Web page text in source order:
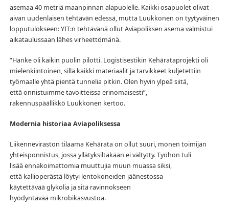
asemaa 40 metriä maanpinnan alapuolelle. Kaikki osapuolet olivat
aivan uudenlaisen tehtävän edessä, mutta Luukkonen on tyytyväinen
lopputulokseen: YIT:n tehtävänä ollut Aviapoliksen asema valmistui
aikataulussaan lähes virheettömänä.
“Hanke oli kaikin puolin pilotti. Logistisestikin Kehärataprojekti oli
mielenkiintoinen, sillä kaikki materiaalit ja tarvikkeet kuljetettiin
työmaalle yhtä pientä tunnelia pitkin. Olen hyvin ylpeä siitä,
että onnistuimme tavoitteissa erinomaisesti”,
rakennuspäällikkö Luukkonen kertoo.
Modernia historiaa Aviapoliksessa
Liikenneviraston tilaama Kehärata on ollut suuri, monen toimijan
yhteisponnistus, jossa yllätyksiltäkään ei vältytty. Työhön tuli
lisää ennakoimattomia muuttujia muun muassa siksi,
että kallioperästä löytyi lentokoneiden jäänestossa
käytettävää glykolia ja sitä ravinnokseen
hyödyntävää mikrobikasvustoa.